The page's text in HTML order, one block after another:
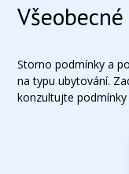
Storno podmínky a
na typu ubytování.
konzultujte